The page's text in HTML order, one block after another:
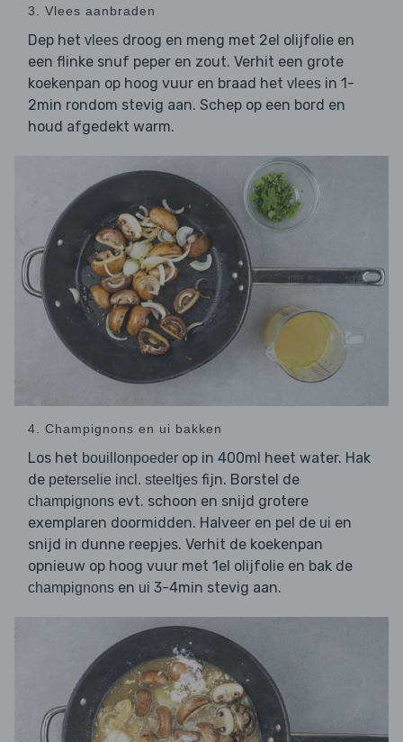
3. Vlees aanbraden
Dep het vlees droog en meng met 2el olijfolie en
een flinke snuf peper en zout. Verhit een grote
koekenpan op hoog vuur en braad het vlees in 1-
2min rondom stevig aan. Schep op een bord en
houd afgedekt warm.
4. Champignons en ui bakken
Los het bouillonpoeder op in 400ml heet water. Hak
de peterselie incl. steeltjes fijn. Borstel de
champignons evt. schoon en snijd grotere
exemplaren doormidden. Halveer en pel de ui en
snijd in dunne reepjes. Verhit de koekenpan
opnieuw op hoog vuur met 1el olijfolie en bak de
champignons en ui 3-4min stevig aan.